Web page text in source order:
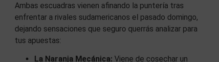
Ambas escuadras vienen afinando la puntería tras
enfrentar a rivales sudamericanos el pasado domingo,
dejando sensaciones que seguro querrás analizar para
tus apuestas:
La Naranja Mecánica: Viene de cosechar un